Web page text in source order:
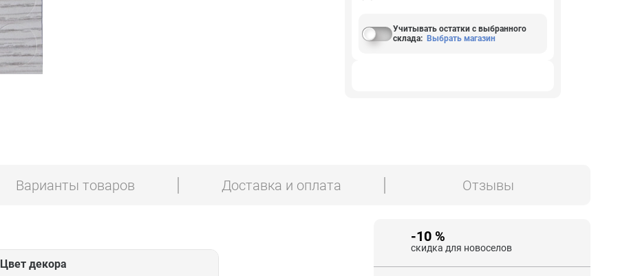
Учитывать остатки с выбранного
склада: Выбрать магазин
Варианты товаров Доставка и оплата Отзывы
Цвет декора
-10 %
скидка для новоселов